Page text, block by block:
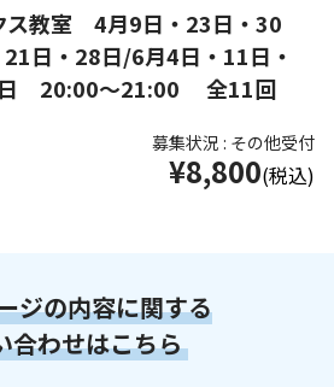
ス教室 4月9日・23日・30
日・28日/6月4日・11日・
20:00～21:00 全11回
募集状況 : その他受付
¥8,800(税込)
ジの内容に関する
合わせはこちら